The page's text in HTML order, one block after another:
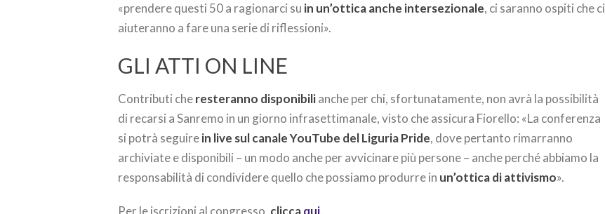
«prendere questi 50 a ragionarci su in un’ottica anche intersezionale, ci saranno ospiti che ci
aiuteranno a fare una serie di riflessioni».
GLI ATTI ON LINE
Contributi cheresteranno disponibilianche per chi, sfortunatamente, non avrà la possibilità
di recarsi a Sanremo in un giorno infrasettimanale, visto che assicura Fiorello: «La conferenza
si potrà seguirein live sul canale YouTube del Liguria Pride, dove pertanto rimarranno
archiviate e disponibili – un modo anche per avvicinare più persone – anche perché abbiamo la
responsabilità di condividere quello che possiamo produrre in un’ottica di attivismo».
Per le iscrizioni al congresso, cliccaqui